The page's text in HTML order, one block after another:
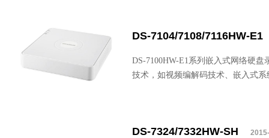
DS-7104/7108/7116HW-E1
DS-7100HW-E1系列嵌入式网络硬
技术，如视频编解码技术、嵌入式
DS-7324/7332HW-SH